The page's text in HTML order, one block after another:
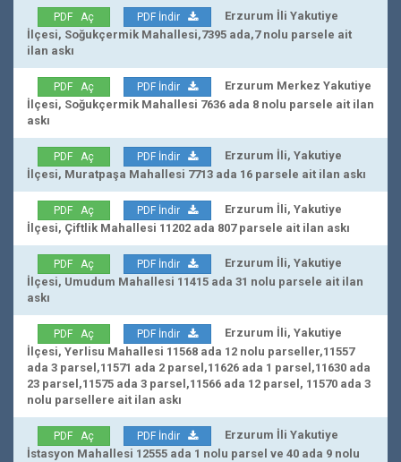
PDF Aç PDF İndir
Erzurum İli Yakutiye
İlçesi, Soğukçermik Mahallesi,7395 ada,7 nolu parsele ait
ilan askı
PDF Aç PDF İndir
Erzurum Merkez Yakutiye
İlçesi, Soğukçermik Mahallesi 7636 ada 8 nolu parsele ait ilan
askı
PDF Aç PDF İndir
Erzurum İli, Yakutiye
İlçesi, Muratpaşa Mahallesi 7713 ada 16 parsele ait ilan askı
PDF Aç PDF İndir
Erzurum İli, Yakutiye
İlçesi, Çiftlik Mahallesi 11202 ada 807 parsele ait ilan askı
PDF Aç PDF İndir
Erzurum İli, Yakutiye
İlçesi, Umudum Mahallesi 11415 ada 31 nolu parsele ait ilan
askı
PDF Aç PDF İndir
Erzurum İli, Yakutiye
İlçesi, Yerlisu Mahallesi 11568 ada 12 nolu parseller,11557
ada 3 parsel,11571 ada 2 parsel,11626 ada 1 parsel,11630 ada
23 parsel,11575 ada 3 parsel,11566 ada 12 parsel, 11570 ada 3
nolu parsellere ait ilan askı
PDF Aç PDF İndir
Erzurum İli Yakutiye
İstasyon Mahallesi 12555 ada 1 nolu parsel ve 40 ada 9 nolu